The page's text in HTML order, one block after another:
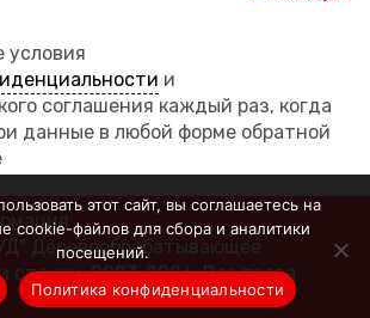
условия
и
соглашения каждый раз, когда
данные в любой форме обратной
Деревообрабатывающее
станки, 2023-2026. Все права
этот сайт, вы соглашаетесь на
cookie-файлов для сбора и аналитики
посещений.
Политика конфиденциальности